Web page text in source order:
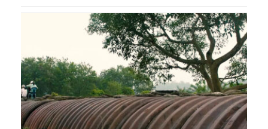
Caractérisé par un paysage montagneux, les pentes
abruptes des trottoirs de Son La sont recouvertes de